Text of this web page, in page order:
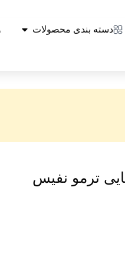
دسته بندی محصولات
ترمو نفیس